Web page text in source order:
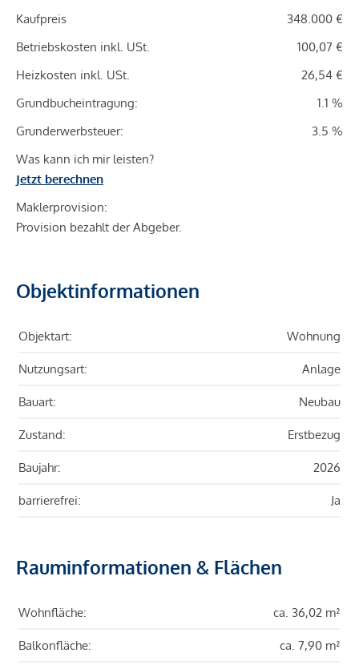
Kaufpreis
348.000 €
Betriebskosten inkl. USt.
100,07 €
Heizkosten inkl. USt.
26,54 €
Grundbucheintragung:
1.1 %
Grunderwerbsteuer:
3.5 %
Was kann ich mir leisten?
Jetzt berechnen
Maklerprovision:
Provision bezahlt der Abgeber.
Objektinformationen
Objektart: Wohnung
Nutzungsart: Anlage
Bauart: Neubau
Zustand: Erstbezug
Baujahr: 2026
barrierefrei: Ja
Rauminformationen & Flächen
Wohnfläche: ca. 36,02 m²
Balkonfläche: ca. 7,90 m²